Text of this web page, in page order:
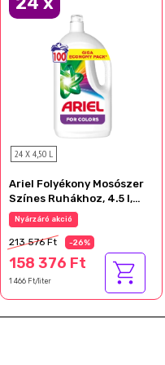
24 X 4,50 L
Ariel Folyékony Mosószer
Színes Ruhákhoz, 4.5 l,
100 Mosáshoz
Nyárzáró akció
213 576 Ft -26%
158 376 Ft
1 466 Ft/liter